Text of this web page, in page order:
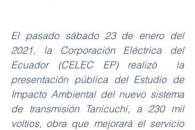
El pasado sábado 23 de enero del
2021, la Corporación Eléctrica del
Ecuador (CELEC EP) realizó  la
presentación pública del Estudio de
Impacto Ambiental del nuevo sistema
de transmisión Tanicuchí, a 230 mil
voltios, obra que mejorará el servicio